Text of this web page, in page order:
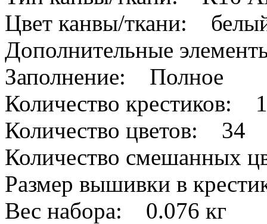
Цвет канвы/ткани:
Дополнительные
Заполнение: Полное
Количество крестиков:
Количество цветов: 34
Количество смешанных
Размер вышивки в
Вес набора: 0.076 кг